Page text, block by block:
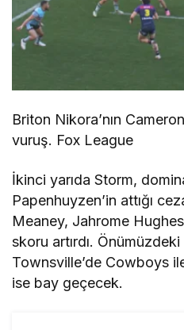
Briton Nikora’nın
vuruş. Fox League
İkinci yarıda Storm,
Papenhuyzen’in attığı
Meaney, Jahrome
skoru artırdı.
Townsville’de Cowboys
ise bay geçecek.